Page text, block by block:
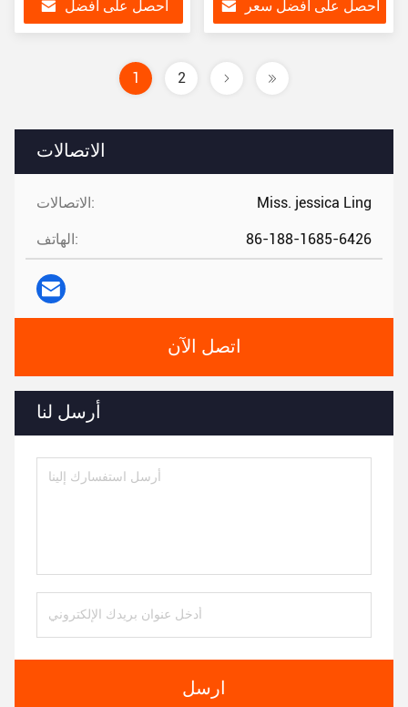
الاتصالات
الاتصالات: Miss. jessica Ling
الهاتف: 86-188-1685-6426
اتصل الآن
أرسل لنا
ارسل
احصل على أفضل احصل على أفضل سعر
1 2